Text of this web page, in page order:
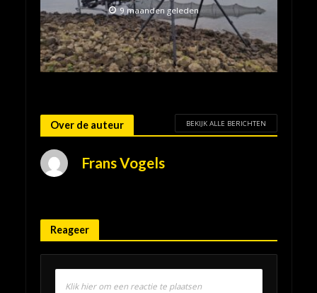
9 maanden geleden
Over de auteur BEKIJK ALLE BERICHTEN
Frans Vogels
Reageer
Klik hier om een reactie te plaatsen